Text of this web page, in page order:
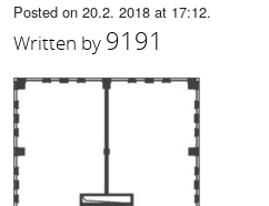
Posted on 20.2. 2018 at 17:12.
Written by 9191